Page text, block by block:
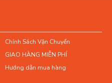
Chính Sách Vận Chuyển
GIAO HÀNG MIỄN PHÍ
Hướng dẫn mua hàng